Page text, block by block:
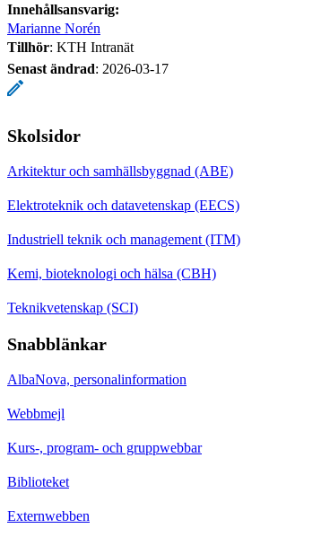
Innehållsansvarig:
Marianne Norén
Tillhör: KTH Intranät
Senast ändrad: 2026-03-17
Skolsidor
Arkitektur och samhällsbyggnad (ABE)
Elektroteknik och datavetenskap (EECS)
Industriell teknik och management (ITM)
Kemi, bioteknologi och hälsa (CBH)
Teknikvetenskap (SCI)
Snabblänkar
AlbaNova, personalinformation
Webbmejl
Kurs-, program- och gruppwebbar
Biblioteket
Externwebben